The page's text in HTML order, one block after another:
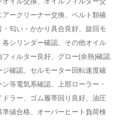
ークリーナー交換、ベルト類確
匂い・かかり具合良好、旋回モ
シリンダー確認、その他オイル
ィルター良好、グロー(余熱)確認
確認、セルモーター回転速度確
等電気系確認、上部ローラー・
ラー、ゴム履帯回り良好、油圧
値合格、オーバーヒート負荷検